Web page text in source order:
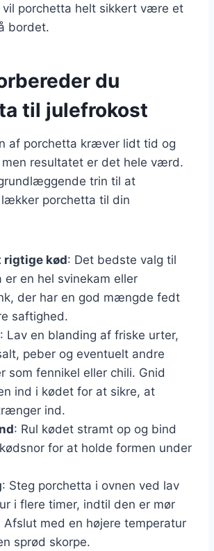
porchetta helt sikkert være et
bordet.
du
til julefrokost
af porchetta kræver lidt tid og
resultatet er det hele værd.
trin til at
porchetta til din
kød: Det bedste valg til
er en hel svinekam eller
der har en god mængde fedt
saftighed.
: Lav en blanding af friske urter,
peber og eventuelt andre
som fennikel eller chili. Gnid
ind i kødet for at sikre, at
ind.
: Rul kødet stramt op og bind
for at holde formen under
: Steg porchetta i ovnen ved lav
i flere timer, indtil den er mør
Afslut med en højere temperatur
sprød skorpe.